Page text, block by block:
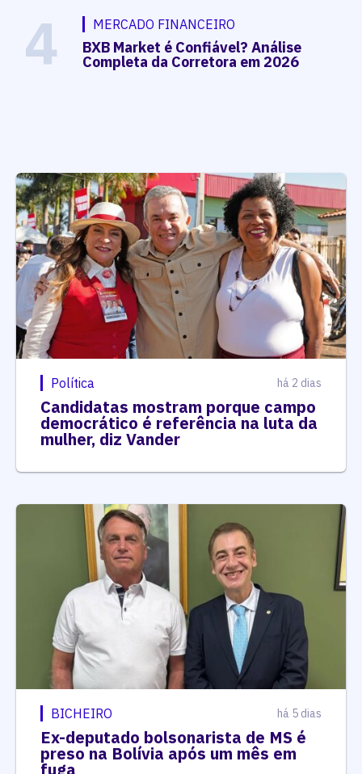
4 MERCADO FINANCEIRO
BXB Market é Confiável? Análise
Completa da Corretora em 2026
Política há 2 dias
Candidatas mostram porque campo
democrático é referência na luta da
mulher, diz Vander
BICHEIRO há 5 dias
Ex-deputado bolsonarista de MS é
preso na Bolívia após um mês em